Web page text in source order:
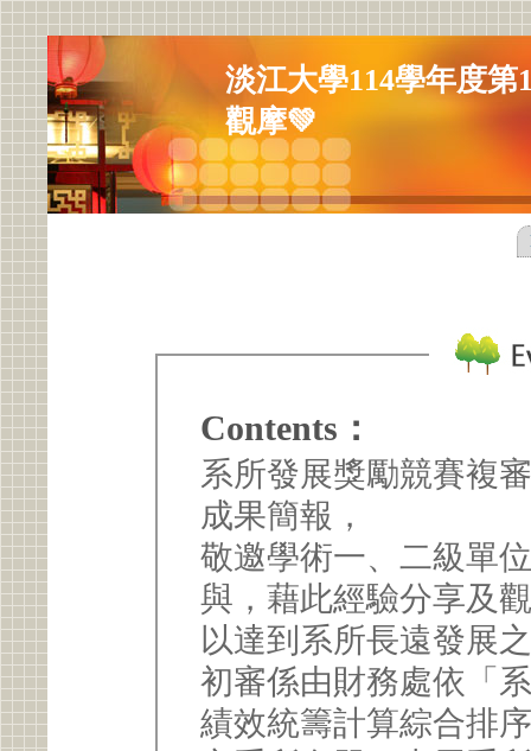
淡江大學114學年度
觀摩💚
Contents：
系所發展獎勵競賽複
成果簡報，
敬邀學術一、二級單
與，藉此經驗分享及
以達到系所長遠發展
初審係由財務處依「
績效統籌計算綜合排